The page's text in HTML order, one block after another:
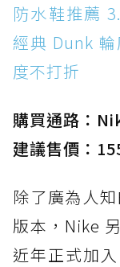
防水鞋推薦
經典 Dunk
度不打折
購買通路：
建議售價：
除了廣為人
版本，Nike
近年正式加